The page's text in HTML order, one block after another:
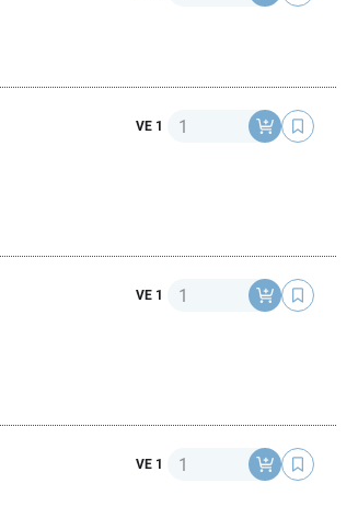
VE 1 Anzahl
VE 1 Anzahl
VE 1 Anzahl